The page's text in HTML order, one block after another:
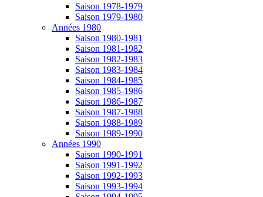
Saison 1978-1979
Saison 1979-1980
Années 1980
Saison 1980-1981
Saison 1981-1982
Saison 1982-1983
Saison 1983-1984
Saison 1984-1985
Saison 1985-1986
Saison 1986-1987
Saison 1987-1988
Saison 1988-1989
Saison 1989-1990
Années 1990
Saison 1990-1991
Saison 1991-1992
Saison 1992-1993
Saison 1993-1994